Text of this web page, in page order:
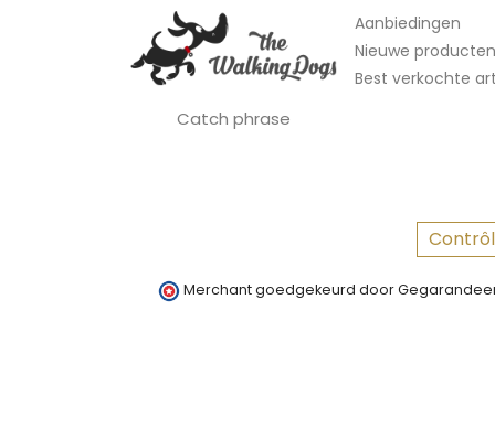
Catch phrase
Aanbiedingen
Nieuwe producten
Best verkochte
Merchant goedgekeurd door